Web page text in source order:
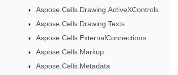
Aspose.Cells.Drawing.ActiveXControls
Aspose.Cells.Drawing.Texts
Aspose.Cells.ExternalConnections
Aspose.Cells.Markup
Aspose.Cells.Metadata